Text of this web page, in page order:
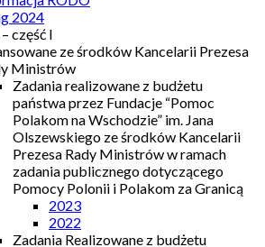
2024
część I
ze środków Kancelarii Prezesa
Ministrów
Zadania realizowane z budżetu
państwa przez Fundacje “Pomoc
Polakom na Wschodzie” im. Jana
Olszewskiego ze środków Kancelarii
Prezesa Rady Ministrów w ramach
zadania publicznego dotyczącego
Pomocy Polonii i Polakom za Granicą
2023
2022
Zadania Realizowane z budżetu